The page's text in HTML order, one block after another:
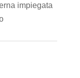
impiegata